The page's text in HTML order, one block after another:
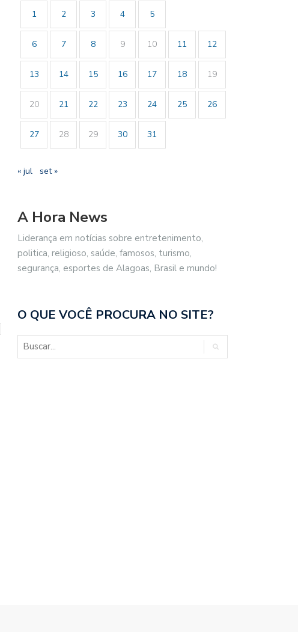
1
2 3 4 5
6 7 8 9 10 11 12
13 14 15 16 17 18 19
20 21 22 23 24 25 26
27 28 29 30 31
« jul set »
A Hora News
Liderança em notícias sobre entretenimento,
politica, religioso, saúde, famosos, turismo,
segurança, esportes de Alagoas, Brasil e mundo!
O QUE VOCÊ PROCURA NO SITE?